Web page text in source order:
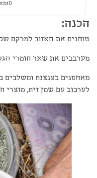
הכנה:
טוחנים את האזוב למרקם
מערבבים את שאר חומרי
מאחסנים בצנצנת ומשלבים
לערבוב עם שמן זית, מוצרי